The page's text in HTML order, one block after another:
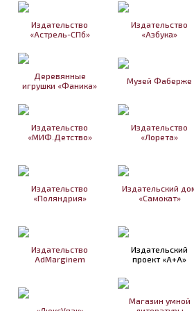
Издательство
«Астрель-СПб»
Издательство
«Азбука»
Деревянные
игрушки «Фаника»
Музей Фаберже
Издательство
«МИФ.Детство»
Издательство
«Лорета»
Издательство
«Поляндрия»
Издательский
«Самокат»
Издательство
AdMarginem
Издательский
проект «А+А»
Магазин умной